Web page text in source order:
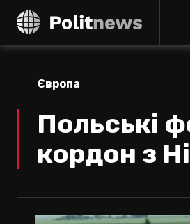
Європа
Польські
кордон з